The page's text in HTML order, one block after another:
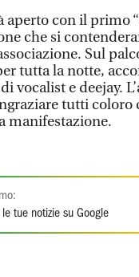
con il primo
che si
Sul
tutta la notte,
vocalist e deejay.
tutti
manifestazione.
le tue notizie su Google